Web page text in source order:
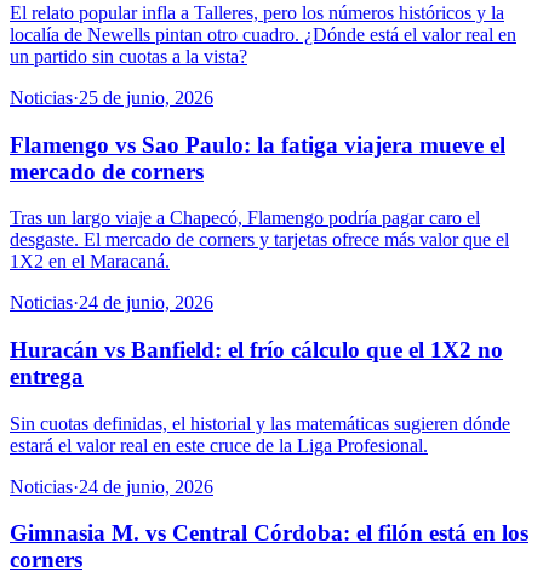
El relato popular infla a Talleres, pero los números históricos y la
localía de Newells pintan otro cuadro. ¿Dónde está el valor real en
un partido sin cuotas a la vista?
Noticias·25 de junio, 2026
Flamengo vs Sao Paulo: la fatiga viajera mueve el
mercado de corners
Tras un largo viaje a Chapecó, Flamengo podría pagar caro el
desgaste. El mercado de corners y tarjetas ofrece más valor que el
1X2 en el Maracaná.
Noticias·24 de junio, 2026
Huracán vs Banfield: el frío cálculo que el 1X2 no
entrega
Sin cuotas definidas, el historial y las matemáticas sugieren dónde
estará el valor real en este cruce de la Liga Profesional.
Noticias·24 de junio, 2026
Gimnasia M. vs Central Córdoba: el filón está en los
corners